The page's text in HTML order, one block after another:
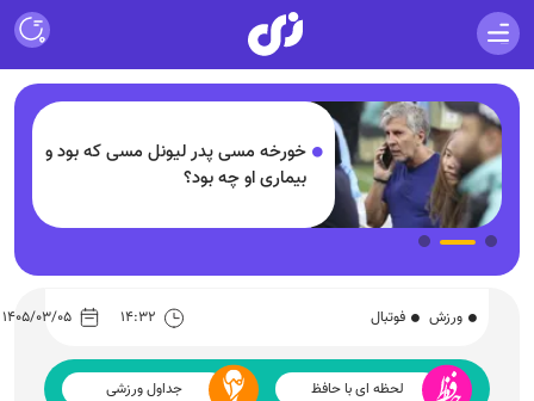
خورخه مسی پدر لیونل مسی که بود و
بیماری او چه بود؟
ورزش فوتبال ۱۴:۳۲ ۱۴۰۵/۰۳/۰۵
لحظه ای با حافظ جداول ورزشی